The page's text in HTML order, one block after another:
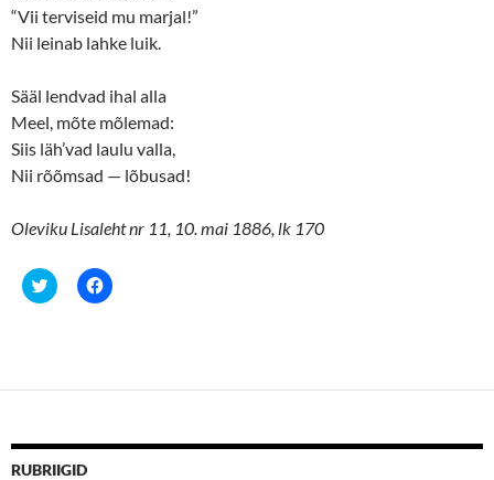
“Vii terviseid mu marjal!”
Nii leinab lahke luik.
Sääl lendvad ihal alla
Meel, mõte mõlemad:
Siis läh’vad laulu valla,
Nii rõõmsad — lõbusad!
Oleviku Lisaleht nr 11, 10. mai 1886, lk 170
C
l
h
e
o
n
C
l
h
e
o
RUBRIIGID